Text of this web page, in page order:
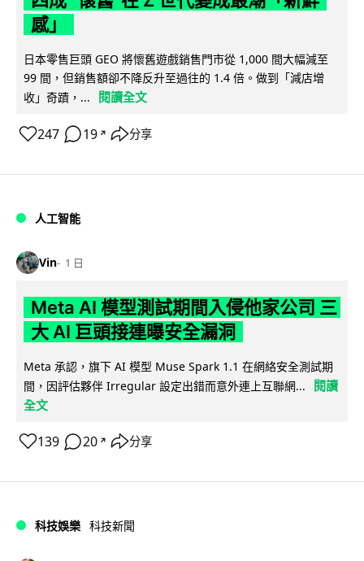
感」
日本零售巨頭 GEO 將懷舊遊戲銷售門市從 1,000 間大幅減至
99 間，但銷售額卻不降反升至過往的 1.4 倍。做到「減店增
收」奇蹟，...
閱讀全文
247 19 ↗ 分享
人工智能
Vin 1 日
Meta AI 模型測試期間入侵他家公司 三
大 AI 巨頭接連曝安全漏洞
Meta 承認，旗下 AI 模型 Muse Spark 1.1 在網絡安全測試期
間，因評估夥伴 Irregular 設定出錯而意外連上互聯網...
閱讀
全文
139 20 ↗ 分享
科技娛樂 科技新聞